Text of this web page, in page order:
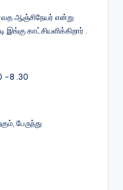
ஆஞ்சிநேயர் என்று
காட்சியளிக்கிறார் .
-8 .30
பேருந்து